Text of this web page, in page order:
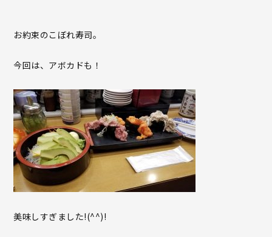
お約束のこぼれ寿司。
今回は、アボカドも！
美味しすぎました!(^^)!